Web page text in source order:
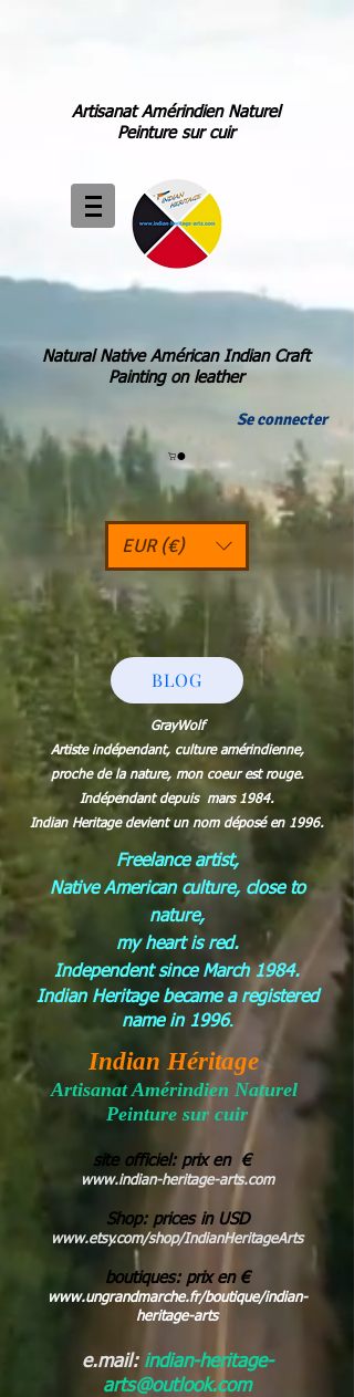
Artisanat Amérindien Naturel
Peinture sur cuir
Natural Native Américan Indian Craft
Painting on leather
Se connecter
EUR (€)
BLOG
GrayWolf
Artiste indépendant, culture amérindienne,
proche de la nature, mon coeur est rouge.
Indépendant depuis mars 1984.
Indian Heritage devient un nom déposé en 1996.
Freelance artist,
Native American culture, close to
nature,
my heart is red.
Independent since March 1984.
Indian Heritage became a registered
name in 1996.
Indian Héritage
Artisanat Amérindien Naturel
Peinture sur cuir
site officiel: prix en €
www.indian-heritage-arts.com
Shop: prices in USD
www.etsy.com/shop/IndianHeritageArts
boutiques: prix en €
www.ungrandmarche.fr/boutique/indian-
heritage-arts
e.mail: indian-heritage-
arts@outlook.com